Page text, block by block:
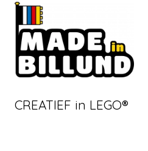
CREATIEF in LEGO®